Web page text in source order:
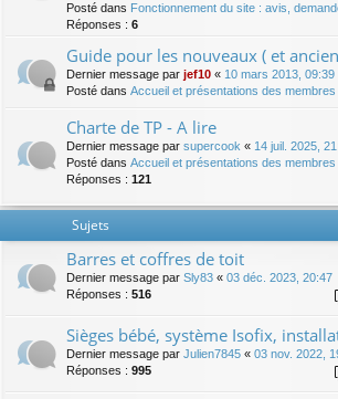
Posté dans Fonctionnement du site : avis,
Réponses : 6
Guide pour les nouveaux ( et
Dernier message par jef10 « 10 mars 2013, 09:39
Posté dans Accueil et présentations des membres
Charte de TP - A lire
Dernier message par supercook « 14 juil. 2025,
Posté dans Accueil et présentations des membres
Réponses : 121
Sujets
Barres et coffres de toit
Dernier message par Sly83 « 03 déc. 2023, 20:47
Réponses : 516
Sièges bébé, système Isofix,
Dernier message par Julien7845 « 03 nov. 2022,
Réponses : 995